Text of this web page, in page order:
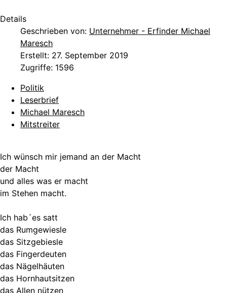
Details
Geschrieben von: Unternehmer - Erfinder Michael
Maresch
Erstellt: 27. September 2019
Zugriffe: 1596
Politik
Leserbrief
Michael Maresch
Mitstreiter
Ich wünsch mir jemand an der Macht
der Macht
und alles was er macht
im Stehen macht.
Ich hab´es satt
das Rumgewiesle
das Sitzgebiesle
das Fingerdeuten
das Nägelhäuten
das Hornhautsitzen
das Allen nützen